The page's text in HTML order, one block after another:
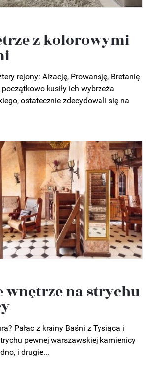
z kolorowymi
rejony: Alzację, Prowansję, Bretanię
kusiły ich wybrzeża
ostatecznie zdecydowali się na
wnętrze na strychu
Pałac z krainy Baśni z Tysiąca i
pewnej warszawskiej kamienicy
i drugie...